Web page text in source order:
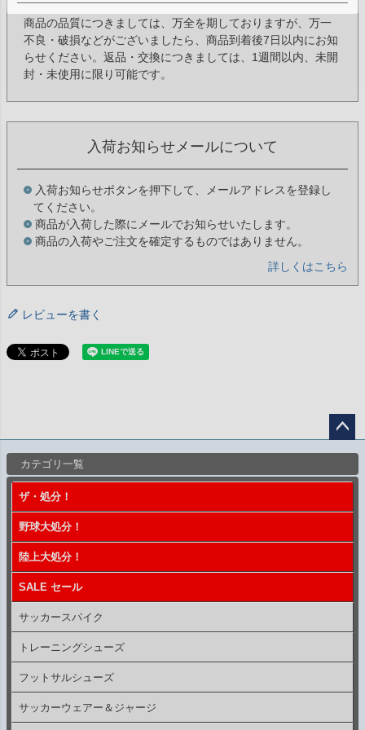
商品の品質につきましては、万全を期しておりますが、万一
不良・破損などがございましたら、商品到着後7日以内にお知
らせください。返品・交換につきましては、1週間以内、未開
封・未使用に限り可能です。
入荷お知らせメールについて
入荷お知らせボタンを押下して、メールアドレスを登録し
てください。
商品が入荷した際にメールでお知らせいたします。
商品の入荷やご注文を確定するものではありません。
詳しくはこちら
レビューを書く
カテゴリ一覧
ザ・処分！
野球大処分！
陸上大処分！
SALE セール
サッカースパイク
トレーニングシューズ
フットサルシューズ
サッカーウェアー＆ジャージ
ップ